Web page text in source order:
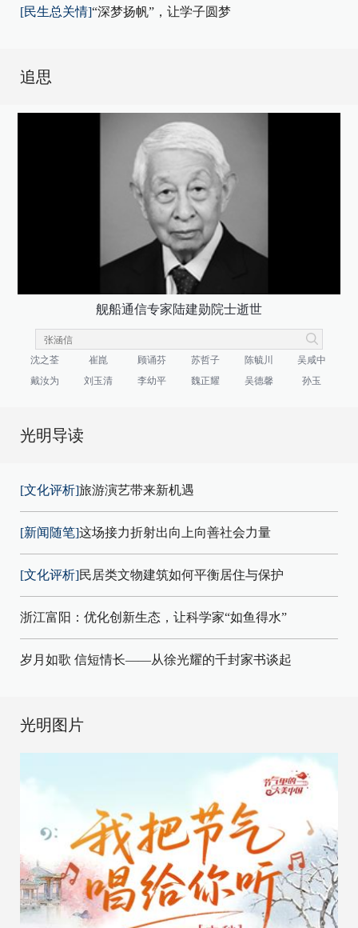
[民生总关情]“深梦扬帆”，让学子圆梦
追思
舰船通信专家陆建勋院士逝世
沈之荃 崔崑 顾诵芬 苏哲子 陈毓川
吴咸中
戴汝为
刘玉清 李幼平 魏正耀 吴德馨 孙玉
光明导读
[文化评析]旅游演艺带来新机遇
[新闻随笔]这场接力折射出向上向善社会力量
[文化评析]民居类文物建筑如何平衡居住与保护
浙江富阳：优化创新生态，让科学家“如鱼得水”
岁月如歌 信短情长——从徐光耀的千封家书谈起
光明图片